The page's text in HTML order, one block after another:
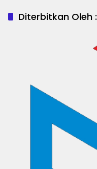
Diterbitkan Oleh :